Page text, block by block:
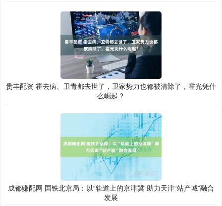
贵丰配资 霍去病、卫青都去世了，卫家势力也都被清除了，霍光凭什
么崛起？
成都赚配网 国铁北京局：以“轨道上的京津冀”助力天津“站产城”融合
发展